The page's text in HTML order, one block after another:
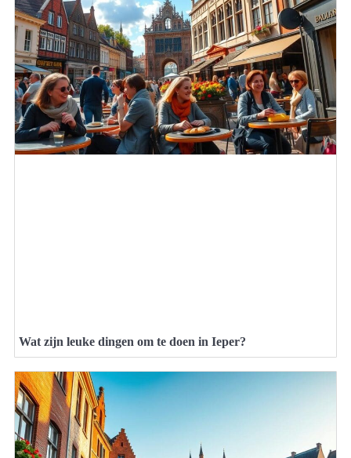
Wat zijn leuke dingen om te doen in Ieper?